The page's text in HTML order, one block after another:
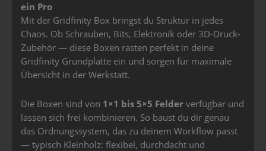
ein Pro
Mit der Gridfinity Box bringst du Struktur in jedes
Chaos. Ob Schrauben, Bits, Elektronik oder 3D-Druck-
Zubehör — diese Boxen rasten perfekt in deine
Gridfinity Grundplatte ein und sorgen für maximale
Übersicht in der Werkstatt.
Die Boxen sind von 1×1 bis 5×5 Felder verfügbar und
lassen sich frei kombinieren. So baust du dir genau
das Ordnungssystem, das zu deinem Workflow passt
— typisch Kleinholz: flexibel, durchdacht und